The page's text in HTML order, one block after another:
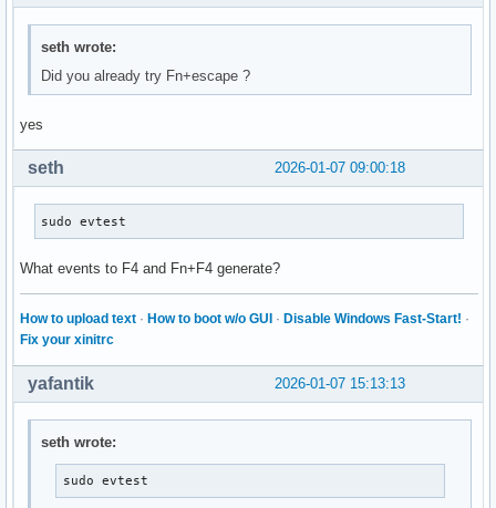
seth wrote:
Did you already try Fn+escape ?
yes
2026-01-07 09:00:18
seth
sudo evtest
What events to F4 and Fn+F4 generate?
How to upload text · How to boot w/o GUI · Disable Windows Fast-Start! ·
Fix your xinitrc
2026-01-07 15:13:13
yafantik
seth wrote:
sudo evtest